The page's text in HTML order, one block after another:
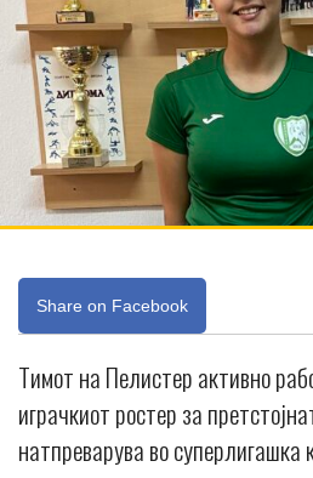
Share on Facebook
Тимот на Пелистер активно
играчкиот ростер за
натпреварува во суперлигашка